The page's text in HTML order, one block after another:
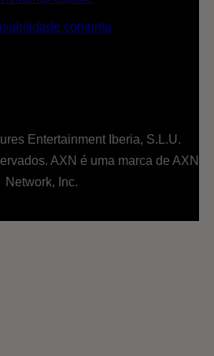
conjunta
Entertainment Iberia, S.L.U.
AXN é uma marca de AXN
Network, Inc.